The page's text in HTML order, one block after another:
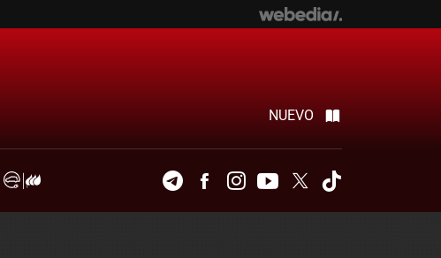
NUEVO
TelegramFacebookInstagramYoutubeTwitter